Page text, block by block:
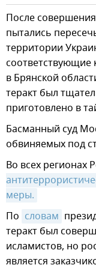
После
пытались
территории
соответствующие
в Брянской
теракт был
приготовлено в
Басманный суд
обвиняемых под
Во всех регионах
меры.
По словам
теракт был
исламистов, но
является